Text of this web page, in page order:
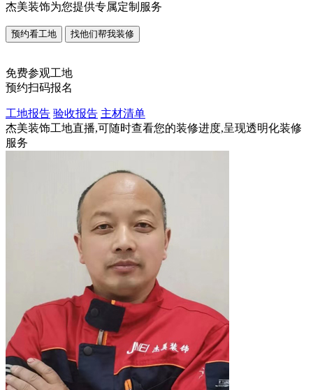
杰美装饰为您提供专属定制服务
预约看工地 找他们帮我装修
免费参观工地
预约扫码报名
工地报告 验收报告 主材清单
杰美装饰工地直播,可随时查看您的装修进度,呈现透明化装修
服务